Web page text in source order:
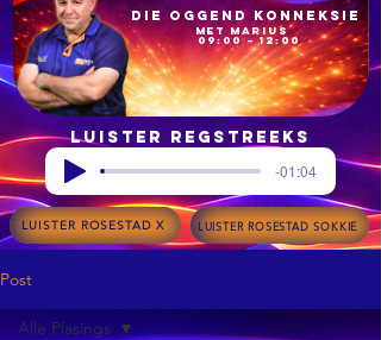
09:00 – 12:00
met Marius
Die Oggend Konneksie
Luister regstreeks
-01:04
LUISTER ROSESTAD X LUISTER ROSESTAD SOKKIE
Post
Alle Plasings